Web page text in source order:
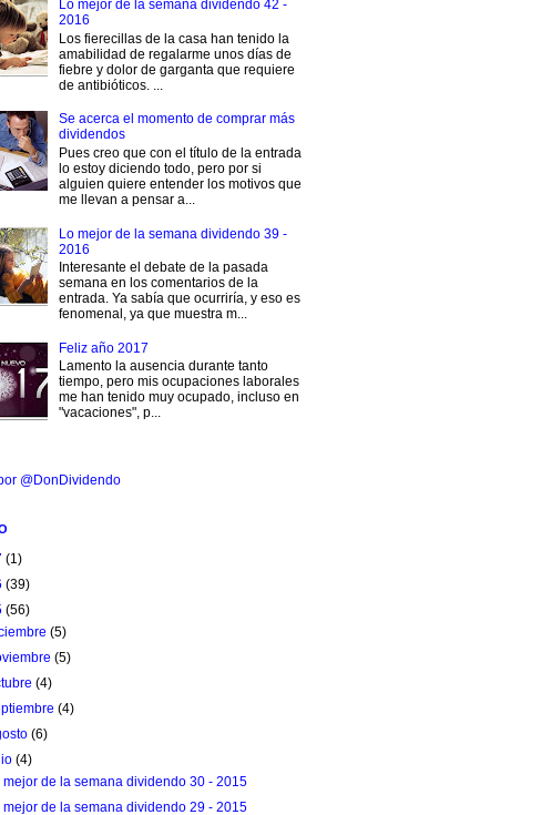
Lo mejor de la semana dividendo 42 -
2016
Los fierecillas de la casa han tenido la
amabilidad de regalarme unos días de
fiebre y dolor de garganta que requiere
de antibióticos. ...
Se acerca el momento de comprar más
dividendos
Pues creo que con el título de la entrada
lo estoy diciendo todo, pero por si
alguien quiere entender los motivos que
me llevan a pensar a...
Lo mejor de la semana dividendo 39 -
2016
Interesante el debate de la pasada
semana en los comentarios de la
entrada. Ya sabía que ocurriría, y eso es
fenomenal, ya que muestra m...
Feliz año 2017
Lamento la ausencia durante tanto
tiempo, pero mis ocupaciones laborales
me han tenido muy ocupado, incluso en
"vacaciones", p...
@DonDividendo
(1)
(39)
(56)
(5)
(5)
(4)
(4)
(6)
(4)
mejor de la semana dividendo 30 - 2015
mejor de la semana dividendo 29 - 2015